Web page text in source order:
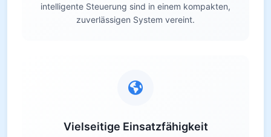
intelligente Steuerung sind in einem kompakten,
zuverlässigen System vereint.
Vielseitige Einsatzfähigkeit